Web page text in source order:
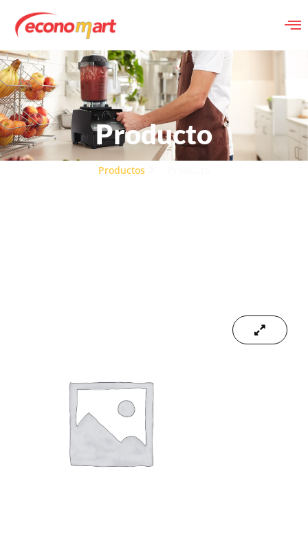
Producto
Productos